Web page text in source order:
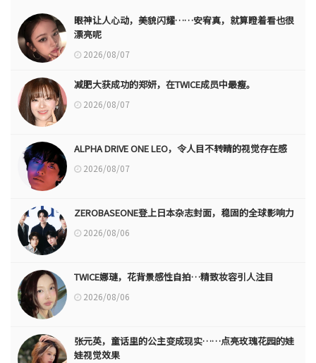
眼神让人心动，美貌闪耀……安宥真，就算瞪着看也很
漂亮呢
2026/08/07
减肥大获成功的郑妍，在TWICE成员中最瘦。
2026/08/07
ALPHA DRIVE ONE LEO，令人目不转睛的视觉存在感
2026/08/07
ZEROBASEONE登上日本杂志封面，稳固的全球影响力
2026/08/06
TWICE娜璉，花背景感性自拍…精致妆容引人注目
2026/08/06
张元英，童话里的公主变成现实……点亮玫瑰花园的娃
娃视觉效果